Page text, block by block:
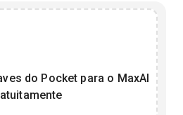
do Pocket para o MaxAI